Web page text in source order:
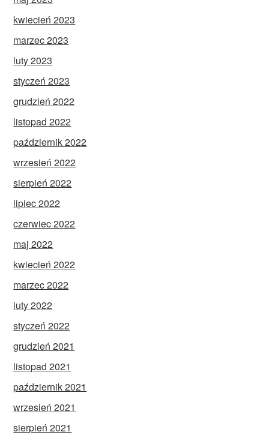
kwiecień 2023
marzec 2023
luty 2023
styczeń 2023
grudzień 2022
listopad 2022
październik 2022
wrzesień 2022
sierpień 2022
lipiec 2022
czerwiec 2022
maj 2022
kwiecień 2022
marzec 2022
luty 2022
styczeń 2022
grudzień 2021
listopad 2021
październik 2021
wrzesień 2021
sierpień 2021